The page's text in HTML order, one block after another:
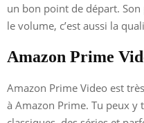
un bon point de départ.
le volume, c’est aussi la
Amazon Prime
Amazon Prime Video est
à Amazon Prime. Tu peux